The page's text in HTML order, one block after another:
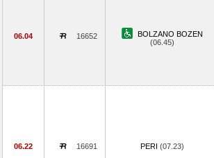
06.04 16652
BOLZANO BOZEN
(06.45)
06.22 16691 PERI (07.23)